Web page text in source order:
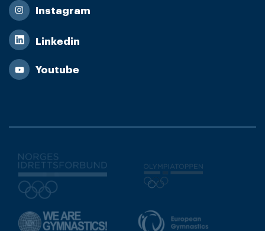
Instagram
Linkedin
Youtube